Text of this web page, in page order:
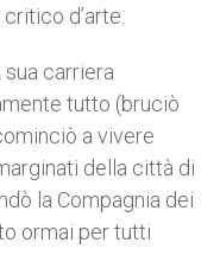
d’arte.
sua carriera
tutto (bruciò
a vivere
della città di
la Compagnia dei
ormai per tutti